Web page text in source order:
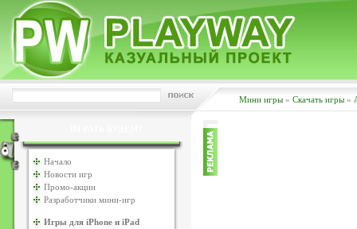
Мини игры » Скачать игры »
Начало
Новости игр
Промо-акции
Разработчики мини-игр
Игры для iPhone и iPad